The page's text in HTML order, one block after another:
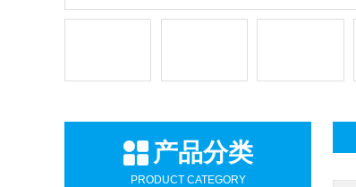
产品分类
PRODUCT CATEGORY